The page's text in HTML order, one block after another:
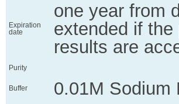
Expiration
date
one year from
extended if
results are
Purity
Buffer 0.01M Sodium